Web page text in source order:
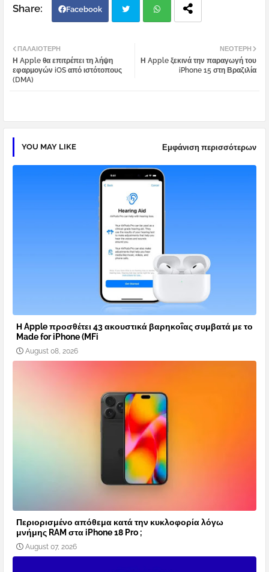
Facebook
atsa
ΝΕΌΤΕΡΗ
Η Apple ξεκινά την παραγωγή του
iPhone 15 στη Βραζιλία
ΠΑΛΑΙΌΤΕΡΗ
Η Apple θα επιτρέπει τη λήψη
εφαρμογών iOS από ιστότοπους
(DMA)
YOU MAY LIKE Εμφάνιση περισσότερων
Η Apple προσθέτει 43 ακουστικά βαρηκοΐας συμβατά με το
Made for iPhone (MFi
August 08, 2026
Περιορισμένο απόθεμα κατά την κυκλοφορία λόγω
μνήμης RAM στα iPhone 18 Pro ;
August 07, 2026